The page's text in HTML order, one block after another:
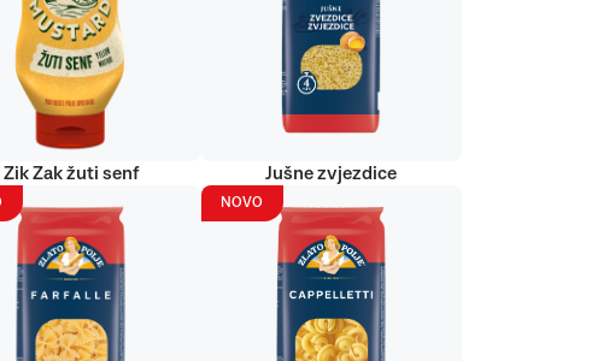
Zik Zak žuti senf Jušne zvjezdice
NOVO